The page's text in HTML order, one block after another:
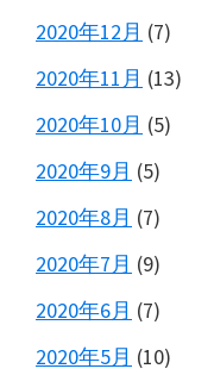
2020年12月 (7)
2020年11月 (13)
2020年10月 (5)
2020年9月 (5)
2020年8月 (7)
2020年7月 (9)
2020年6月 (7)
2020年5月 (10)